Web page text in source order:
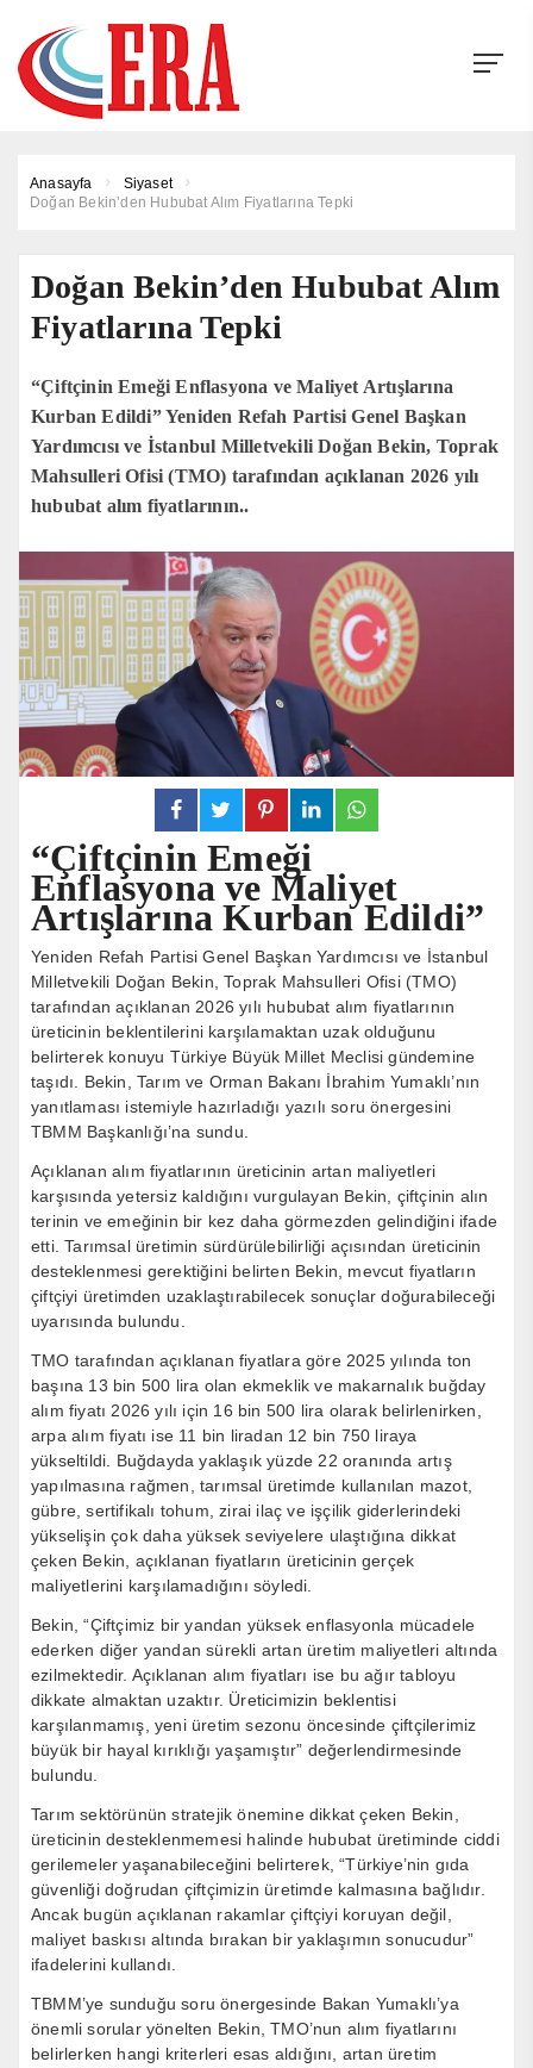
Anasayfa
Siyaset
Doğan Bekin’den Hububat Alım Fiyatlarına Tepki
Doğan Bekin’den Hububat Alım
Fiyatlarına Tepki
“Çiftçinin Emeği Enflasyona ve Maliyet Artışlarına
Kurban Edildi” Yeniden Refah Partisi Genel Başkan
Yardımcısı ve İstanbul Milletvekili Doğan Bekin, Toprak
Mahsulleri Ofisi (TMO) tarafından açıklanan 2026 yılı
hububat alım fiyatlarının..
“Çiftçinin Emeği
Enflasyona ve Maliyet
Artışlarına Kurban Edildi”
Yeniden Refah Partisi Genel Başkan Yardımcısı ve İstanbul
Milletvekili Doğan Bekin, Toprak Mahsulleri Ofisi (TMO)
tarafından açıklanan 2026 yılı hububat alım fiyatlarının
üreticinin beklentilerini karşılamaktan uzak olduğunu
belirterek konuyu Türkiye Büyük Millet Meclisi gündemine
taşıdı. Bekin, Tarım ve Orman Bakanı İbrahim Yumaklı’nın
yanıtlaması istemiyle hazırladığı yazılı soru önergesini
TBMM Başkanlığı’na sundu.
Açıklanan alım fiyatlarının üreticinin artan maliyetleri
karşısında yetersiz kaldığını vurgulayan Bekin, çiftçinin alın
terinin ve emeğinin bir kez daha görmezden gelindiğini ifade
etti. Tarımsal üretimin sürdürülebilirliği açısından üreticinin
desteklenmesi gerektiğini belirten Bekin, mevcut fiyatların
çiftçiyi üretimden uzaklaştırabilecek sonuçlar doğurabileceği
uyarısında bulundu.
TMO tarafından açıklanan fiyatlara göre 2025 yılında ton
başına 13 bin 500 lira olan ekmeklik ve makarnalık buğday
alım fiyatı 2026 yılı için 16 bin 500 lira olarak belirlenirken,
arpa alım fiyatı ise 11 bin liradan 12 bin 750 liraya
yükseltildi. Buğdayda yaklaşık yüzde 22 oranında artış
yapılmasına rağmen, tarımsal üretimde kullanılan mazot,
gübre, sertifikalı tohum, zirai ilaç ve işçilik giderlerindeki
yükselişin çok daha yüksek seviyelere ulaştığına dikkat
çeken Bekin, açıklanan fiyatların üreticinin gerçek
maliyetlerini karşılamadığını söyledi.
Bekin, “Çiftçimiz bir yandan yüksek enflasyonla mücadele
ederken diğer yandan sürekli artan üretim maliyetleri altında
ezilmektedir. Açıklanan alım fiyatları ise bu ağır tabloyu
dikkate almaktan uzaktır. Üreticimizin beklentisi
karşılanmamış, yeni üretim sezonu öncesinde çiftçilerimiz
büyük bir hayal kırıklığı yaşamıştır” değerlendirmesinde
bulundu.
Tarım sektörünün stratejik önemine dikkat çeken Bekin,
üreticinin desteklenmemesi halinde hububat üretiminde ciddi
gerilemeler yaşanabileceğini belirterek, “Türkiye’nin gıda
güvenliği doğrudan çiftçimizin üretimde kalmasına bağlıdır.
Ancak bugün açıklanan rakamlar çiftçiyi koruyan değil,
maliyet baskısı altında bırakan bir yaklaşımın sonucudur”
ifadelerini kullandı.
TBMM’ye sunduğu soru önergesinde Bakan Yumaklı’ya
önemli sorular yönelten Bekin, TMO’nun alım fiyatlarını
belirlerken hangi kriterleri esas aldığını, artan üretim